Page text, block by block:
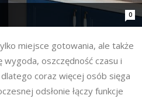
0
miejsce gotowania, ale także
oszczędność czasu i
coraz więcej osób sięga
odsłonie łączy funkcje